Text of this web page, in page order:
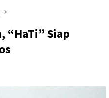
“HaTi” Siap